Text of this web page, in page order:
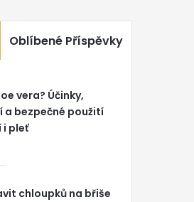
Oblíbené Příspěvky
vera? Účinky,
a bezpečné použití
i pleť
chloupků na břiše